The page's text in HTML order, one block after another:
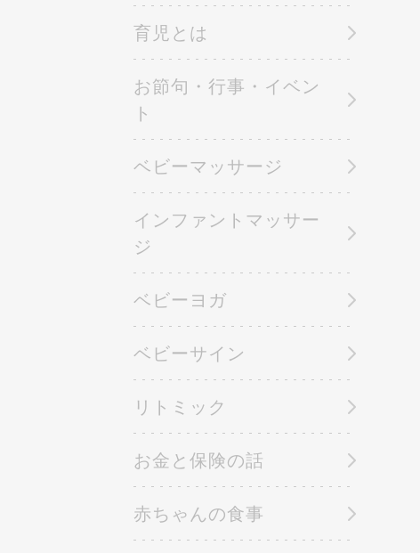
育児とは
お節句・行事・イベン
ト
ベビーマッサージ
インファントマッサー
ジ
ベビーヨガ
ベビーサイン
リトミック
お金と保険の話
赤ちゃんの食事